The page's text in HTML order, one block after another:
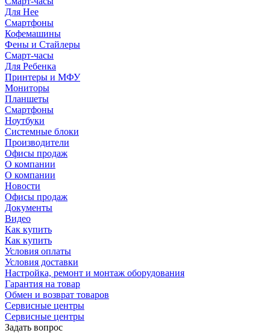
Для Нее
Смартфоны
Кофемашины
Фены и Стайлеры
Смарт-часы
Для Ребенка
Принтеры и МФУ
Мониторы
Планшеты
Смартфоны
Ноутбуки
Системные блоки
Производители
Офисы продаж
О компании
О компании
Новости
Офисы продаж
Документы
Видео
Как купить
Как купить
Условия оплаты
Условия доставки
Настройка, ремонт и монтаж оборудования
Гарантия на товар
Обмен и возврат товаров
Сервисные центры
Сервисные центры
Задать вопрос